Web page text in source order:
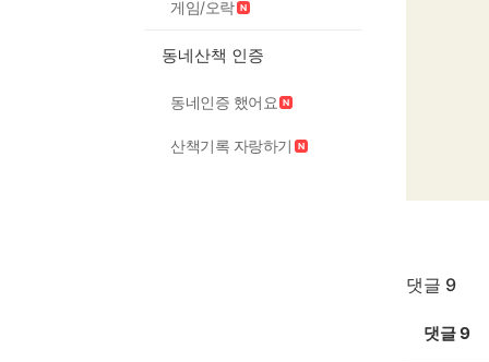
게임/오락
동네산책 인증
동네인증 했어요
산책기록 자랑하기
댓글 9
댓글9